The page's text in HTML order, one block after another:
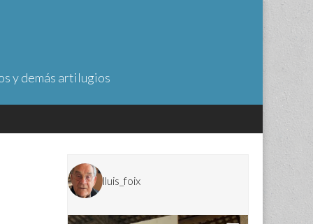
y demás artilugios
lluis_foix